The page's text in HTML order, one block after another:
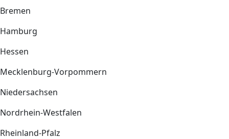
Bremen
Hamburg
Hessen
Mecklenburg-Vorpommern
Niedersachsen
Nordrhein-Westfalen
Rheinland-Pfalz